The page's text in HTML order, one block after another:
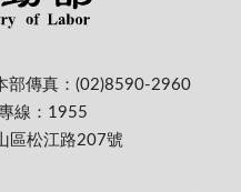
部傳真：(02)8590-2960
線：1955
區松江路207號